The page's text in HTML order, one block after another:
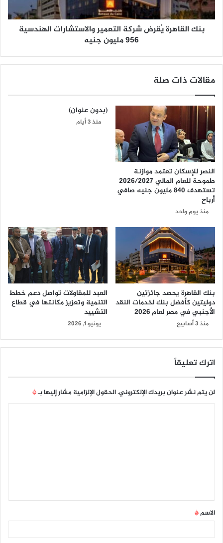
بنك القاهرة يُقرض شركة التعمير والاستشارات الهندسية
956 مليون جنيه
مقالات ذات صلة
النصر للإسكان تعتمد موازنة
طموحة للعام المالي 2026/2027
تستهدف 840 مليون جنيه صافي
أرباح
منذ يوم واحد
(بدون عنوان)
منذ 3 أيام
بنك القاهرة يحصد جائزتين
دوليتين كأفضل بنك لخدمات النقد
الأجنبي في مصر لعام 2026
منذ 3 أسابيع
العبد للمقاولات تواصل دعم خطط
التنمية وتعزيز مكانتها في قطاع
التشييد
يونيو 1, 2026
اترك تعليقاً
لن يتم نشر عنوان بريدك الإلكتروني.الحقول الإلزامية مشار إليها بـ*
ق
*
الاسم*